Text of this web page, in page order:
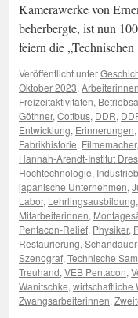
Kamerawerke von
beherbergte, ist nun
feiern die
Veröffentlicht unter
Oktober 2023, Arbeiterinnen
Freizeitaktivitäten,
Göthner, Cottbus, DDR,
Entwicklung, Erinnerungen,
Fabrikhistorie, Filmemacher,
Hannah-Arendt-Institut
Hochtechnologie,
japanische Unternehmen,
Labor, Lehrlingsausbildung,
Mitarbeiterinnen,
Pentacon-Relief, Physiker,
Restaurierung,
Szenograf, Technische
Treuhand, VEB Pentacon,
Wanitschke, wirtschaftliche
Zwangsarbeiterinnen,